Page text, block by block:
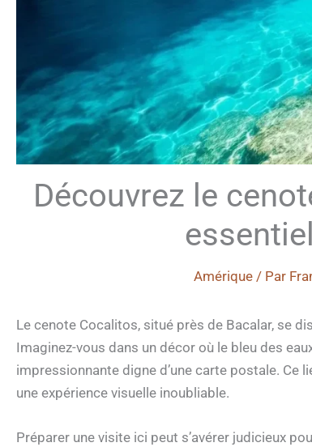
Découvrez le
Amérique/ Par
Le cenote Cocalitos, situé près de Bacalar, se
Imaginez-vous dans un décor où le bleu des
impressionnante digne d’une carte postale. Ce
une expérience visuelle inoubliable.
Préparer une visite ici peut s’avérer judicieux